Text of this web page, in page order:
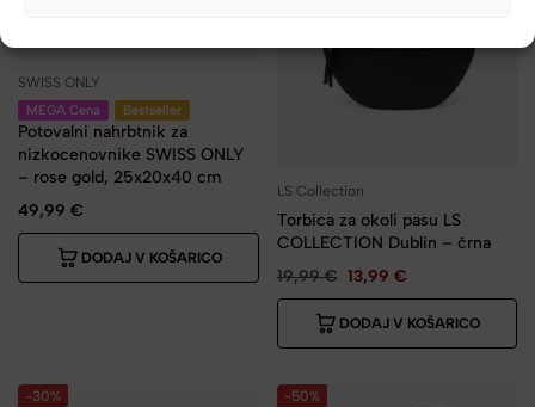
SWISS ONLY
MEGA Cena Bestseller
Potovalni nahrbtnik za
nizkocenovnike SWISS ONLY
– rose gold, 25x20x40 cm
49,99 €
DODAJ V KOŠARICO
LS Collection
Torbica za okoli pasu LS
COLLECTION Dublin – črna
19,99€ 13,99 €
DODAJ V KOŠARICO
-30% -50%